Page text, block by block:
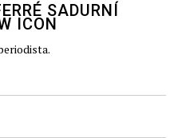
SADURNÍ